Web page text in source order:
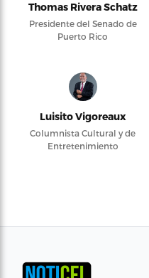
Thomas Rivera Schatz
Presidente del Senado de
Puerto Rico
Luisito Vigoreaux
Columnista Cultural y de
Entretenimiento